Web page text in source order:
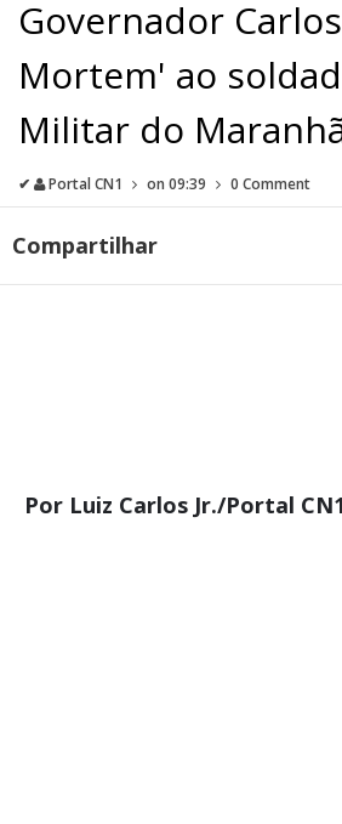
Governador
Mortem' ao
Militar do
✔ Portal CN1 on 09:39 0 Comment
Compartilhar
Por Luiz Carlos Jr./Portal CN1